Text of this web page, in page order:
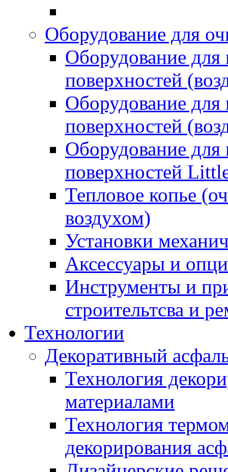
Оборудование для
Оборудование
поверхностей
Оборудование
поверхностей
Оборудование
поверхностей
Тепловое копье
воздухом)
Установки
Аксессуары и
Инструменты и
строительтсва и
Технологии
Декоративный
Технология
материалами
Технология
декорирования